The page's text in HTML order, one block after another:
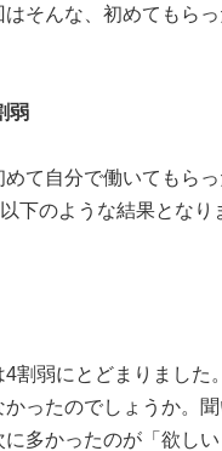
そんな、初めてもら
弱
て自分で働いてもら
下のような結果となり
割弱にとどまりました
ったのでしょうか。
多かったのが「欲し